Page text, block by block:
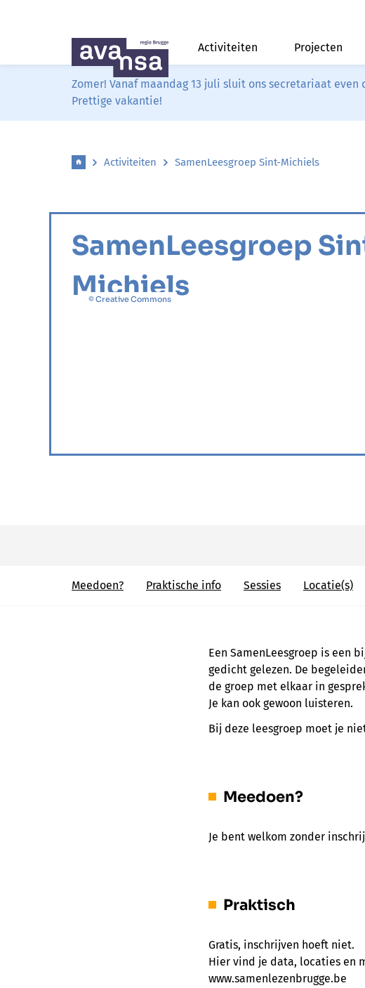
Activiteiten Projecten
Zomer! Vanaf maandag 13 juli sluit ons secretariaat
Prettige vakantie!
Activiteiten SamenLeesgroep Sint-Michiels
SamenLeesgroep
Michiels
© Creative Commons
Meedoen? Praktische info Sessies Locatie(s)
Een SamenLeesgroep is een
gedicht gelezen. De
de groep met elkaar in
Je kan ook gewoon luisteren.
Bij deze leesgroep moet je
Meedoen?
Je bent welkom zonder
Praktisch
Gratis, inschrijven hoeft niet.
Hier vind je data, locaties en
www.samenlezenbrugge.be